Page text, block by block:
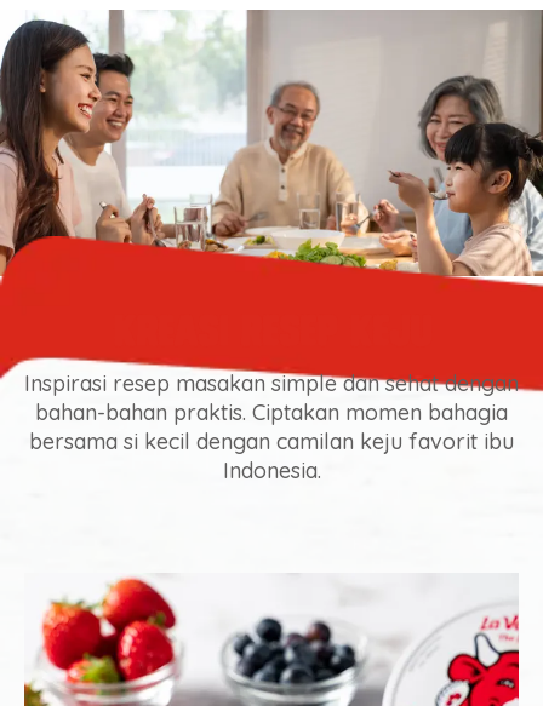
Inspirasi resep masakan simple dan sehat dengan
bahan-bahan praktis. Ciptakan momen bahagia
bersama si kecil dengan camilan keju favorit ibu
Indonesia.